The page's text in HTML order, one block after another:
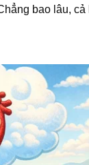
bao lâu,